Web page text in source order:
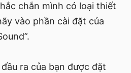
chắn mình có loại thiết
vào phần cài đặt của
ra của bạn được đặt